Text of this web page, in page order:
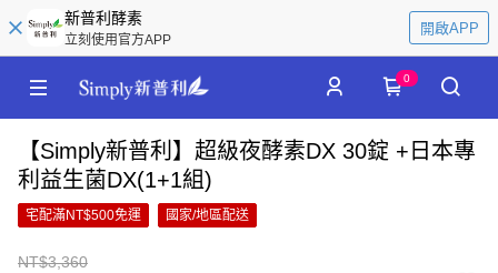
新普利酵素
立刻使用官方APP
開啟APP
0
【Simply新普利】超級夜酵素DX 30錠 +日本專
利益生菌DX(1+1組)
宅配滿NT$500免運 國家/地區配送
NT$3,360